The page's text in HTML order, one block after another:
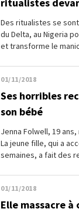
Des ritualistes se
du Delta, au Nigeria
et transforme le
01/11/2018
Ses horribles
son bébé
Jenna Folwell, 19
La jeune fille, qui a
semaines, a fait des
01/11/2018
Elle massacre à